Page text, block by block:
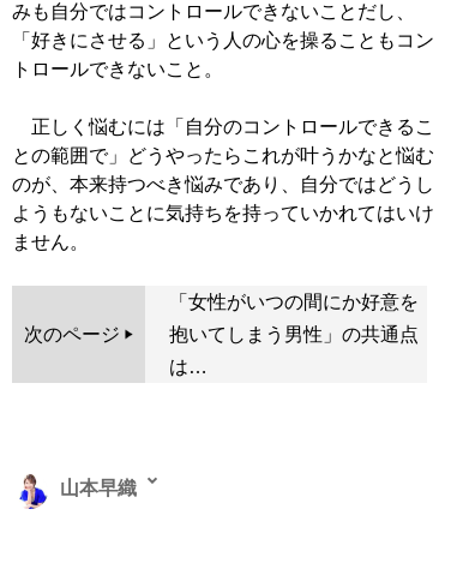
みも自分ではコントロールできないことだし、
「好きにさせる」という人の心を操ることもコン
トロールできないこと。
正しく悩むには「自分のコントロールできるこ
との範囲で」どうやったらこれが叶うかなと悩む
のが、本来持つべき悩みであり、自分ではどうし
ようもないことに気持ちを持っていかれてはいけ
ません。
次のページ
「女性がいつの間にか好意を
抱いてしまう男性」の共通点
は…
山本早織